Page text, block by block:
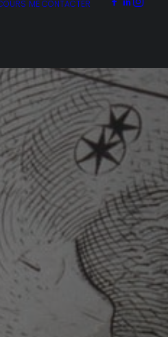
ME CONTACTER